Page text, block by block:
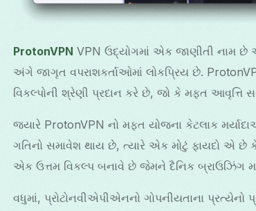
ProtonVPN VPN ઉદ્યોગમાં એક જાણીતી નામ
અંગે જાગૃત વપરાશકર્તાઓમાં લોકપ્રિય છે.
વિકલ્પોની શ્રેણી પ્રદાન કરે છે, જો કે મફત આવૃત્તિ
જ્યારે ProtonVPN નો મફત યોજના કેટલાક
ગતિનો સમાવેશ થાય છે, ત્યારે એક મોટું ફાયદો એ છે
એક ઉત્તમ વિકલ્પ બનાવે છે જેમને દૈનિક બ્રાઉઝિંગ
વધુમાં, પ્રોટોનવીએપીએનનો ગોપનીયતાના